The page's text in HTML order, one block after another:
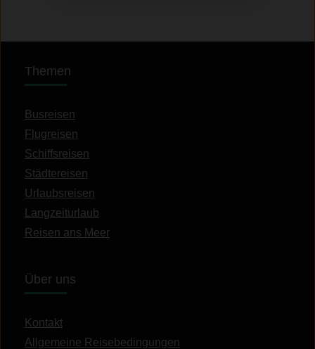
Themen
Busreisen
Flugreisen
Schiffsreisen
Städtereisen
Urlaubsreisen
Langzeiturlaub
Reisen ans Meer
Über uns
Kontakt
Allgemeine Reisebedingungen